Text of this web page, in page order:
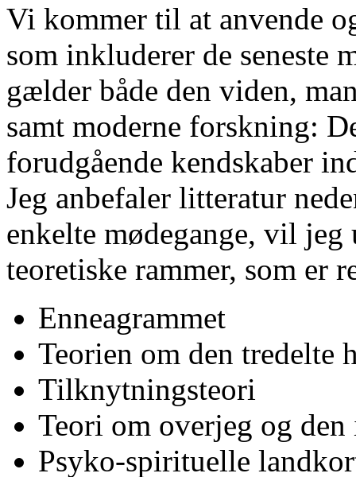
Vi kommer til at anvende
som inkluderer de seneste
gælder både den viden,
samt moderne forskning:
forudgående kendskaber
Jeg anbefaler litteratur
enkelte mødegange, vil jeg
teoretiske rammer, som er
Enneagrammet
Teorien om den tredelte
Tilknytningsteori
Teori om overjeg og
Psyko-spirituelle